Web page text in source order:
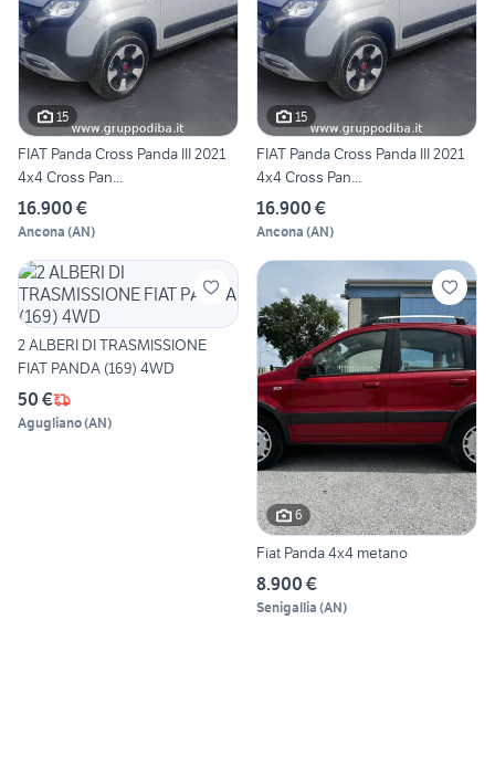
15
FIAT Panda Cross Panda III 2021
4x4 Cross Pan...
16.900 €
Ancona (AN)
15
FIAT Panda Cross Panda III 2021
4x4 Cross Pan...
16.900 €
Ancona (AN)
2 ALBERI DI TRASMISSIONE
FIAT PANDA (169) 4WD
50 €
Agugliano(AN)
6
Fiat Panda 4x4 metano
8.900 €
Senigallia (AN)